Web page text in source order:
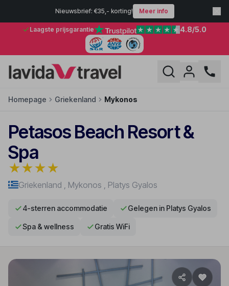
Nieuwsbrief: €35,- korting! Meer info
Laagste prijsgarantie 4.8/5.0
Homepage Griekenland Mykonos
Petasos Beach Resort &
Spa
★★★★
Griekenland , Mykonos , Platys Gyalos
4-sterren accommodatie Gelegen in Platys Gyalos
Spa & wellness Gratis WiFi